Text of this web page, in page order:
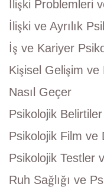
İlişki Problemleri
İlişki ve Ayrılık
İş ve Kariyer
Kişisel Gelişim ve
Nasıl Geçer
Psikolojik
Psikolojik Film ve
Psikolojik Testler
Ruh Sağlığı ve